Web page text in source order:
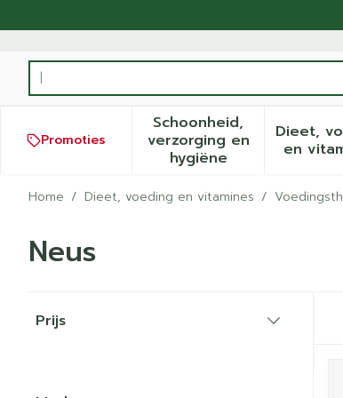
Product, merk, categorie...
Promoties
Schoonheid,
verzorging en
hygiëneToon submenu
Dieet,
en
Home / Dieet, voeding en vitamines /
Neus
Prijs